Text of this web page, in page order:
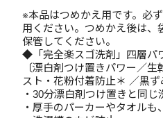
※本品はつめかえ用です。必
用ください。つめかえ後は、
保管してください。
◆「完全楽スゴ洗剤」四層パ
〔漂白剤つけ置きパワー／
スト・花粉付着防止＊ ／黒ず
・30分漂白剤つけ置きと同じ
・厚手のパーカーやタオルも